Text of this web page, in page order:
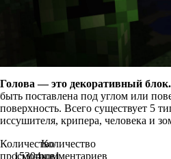
Голова — это декоративный блок.
быть поставлена под углом или
поверхность. Всего существует 5
иссушителя, крипера, человека и
Количество
просмотров
15304
Количество
комментариев
1